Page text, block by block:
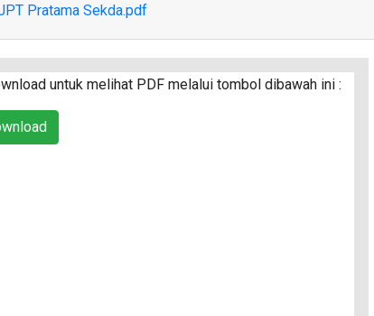
Pratama Sekda.pdf
untuk melihat PDF melalui tombol dibawah ini :